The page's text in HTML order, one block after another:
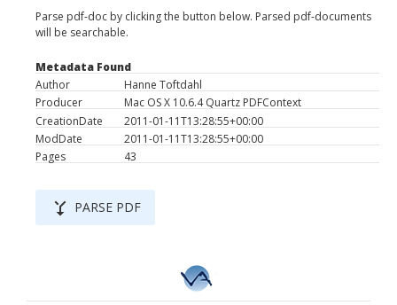
Parse pdf-doc by clicking the button below. Parsed pdf-documents
will be searchable.
Metadata Found
Author
Hanne Toftdahl
Producer
Mac OS X 10.6.4 Quartz PDFContext
CreationDate
2011-01-11T13:28:55+00:00
ModDate
2011-01-11T13:28:55+00:00
Pages
43
merge_type PARSE PDF